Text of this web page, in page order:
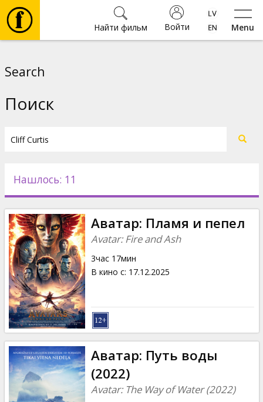
Menu
Войти
Найти фильм
Новости
Подарки
Кинозакуски
B2B
Клуб
Search
Поиск
Нашлось: 11
Аватар: Пламя и пепел
Avatar: Fire and Ash
3час 17мин
В кино с: 17.12.2025
Аватар: Путь воды
(2022)
Avatar: The Way of Water (2022)